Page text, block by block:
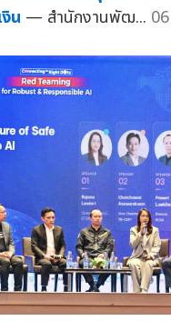
น — สำนักงานพัฒ...